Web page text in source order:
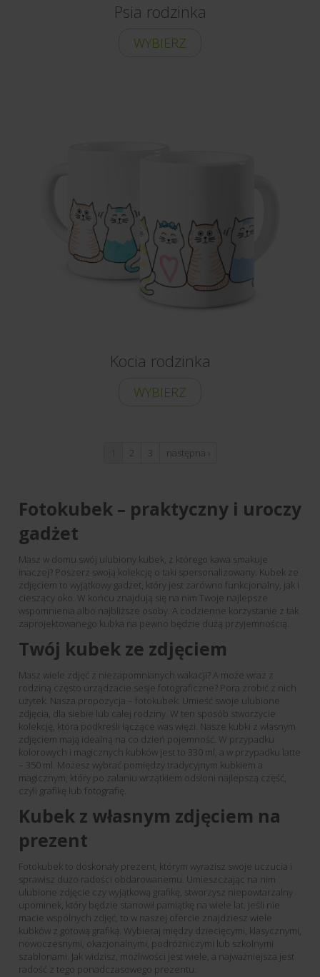
Psia rodzinka
WYBIERZ
Kocia rodzinka
WYBIERZ
2 3 następna ›
Fotokubek – praktyczny i uroczy
gadżet
Masz w domu swój ulubiony kubek, z którego kawa smakuje
inaczej? Poszerz swoją kolekcję o taki spersonalizowany. Kubek ze
zdjęciem to wyjątkowy gadżet, który jest zarówno funkcjonalny, jak i
cieszący oko. W końcu znajdują się na nim Twoje najlepsze
wspomnienia albo najbliższe osoby. A codzienne korzystanie z tak
zaprojektowanego kubka na pewno będzie dużą przyjemnością.
Twój kubek ze zdjęciem
Masz wiele zdjęć z niezapomnianych wakacji? A może wraz z
rodziną często urządzacie sesje fotograficzne? Pora zrobić z nich
użytek. Nasza propozycja – fotokubek. Umieść swoje ulubione
zdjęcia, dla siebie lub całej rodziny. W ten sposób stworzycie
kolekcję, która podkreśli łączące was więzi. Nasze kubki z własnym
zdjęciem mają idealną na co dzień pojemność. W przypadku
kolorowych i magicznych kubków jest to 330 ml, a w przypadku latte
– 350 ml. Możesz wybrać pomiędzy tradycyjnym kubkiem a
magicznym, który po zalaniu wrzątkiem odsłoni najlepszą część,
czyli grafikę lub fotografię.
Kubek z własnym zdjęciem na
prezent
Fotokubek to doskonały prezent, którym wyrazisz swoje uczucia i
sprawisz dużo radości obdarowanemu. Umieszczając na nim
ulubione zdjęcie czy wyjątkową grafikę, stworzysz niepowtarzalny
upominek, który będzie stanowił pamiątkę na wiele lat. Jeśli nie
macie wspólnych zdjęć, to w naszej ofercie znajdziesz wiele
kubków z gotową grafiką. Wybieraj między dziecięcymi, klasycznymi,
nowoczesnymi, okazjonalnymi, podróżniczymi lub szkolnymi
szablonami. Jak widzisz, możliwości jest wiele, a najważniejsza jest
radość z tego ponadczasowego prezentu.